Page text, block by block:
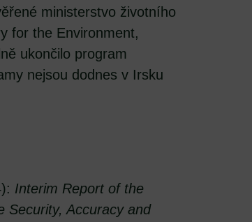
ministerstvo životního
for the Environment,
ukončilo program
nejsou dodnes v Irsku
Interim Report of the
Security, Accuracy and